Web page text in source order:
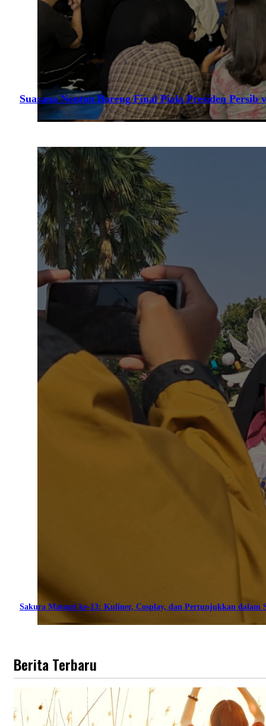
Suasana Nonton Bareng Final Piala Presiden Persib
Sakura Matsuri ke-13: Kuliner, Cosplay, dan Pertunjukkan dalam
Berita Terbaru